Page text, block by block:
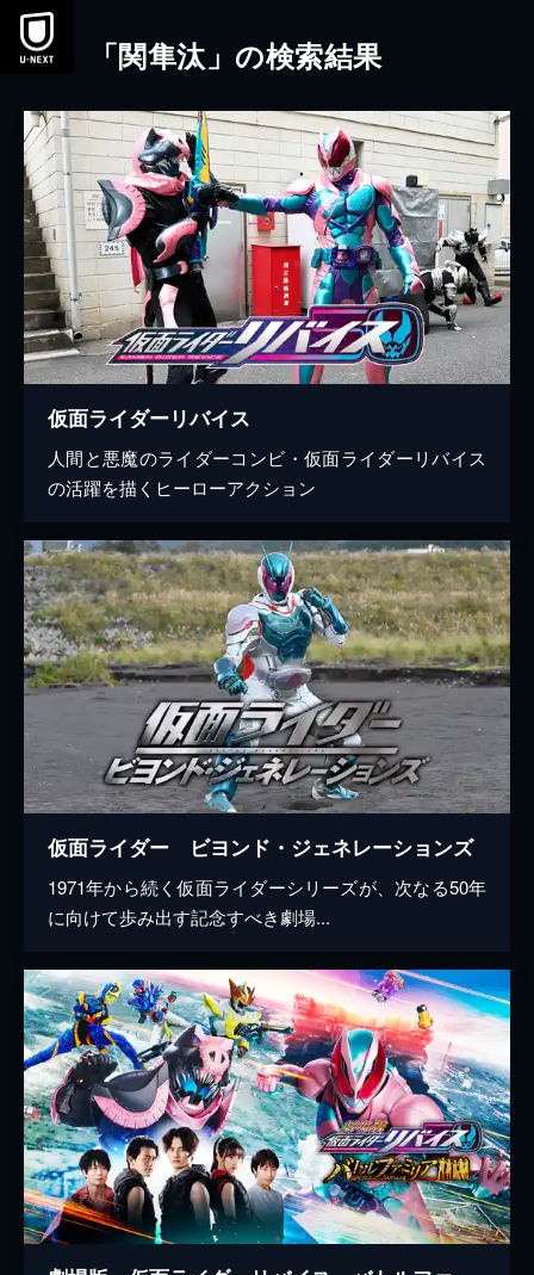
本文へスキップ
「関隼汰」の検索結果
仮面ライダーリバイス
人間と悪魔のライダーコンビ・仮面ライダーリバイス
の活躍を描くヒーローアクション
仮面ライダー ビヨンド・ジェネレーションズ
1971年から続く仮面ライダーシリーズが、次なる50年
に向けて歩み出す記念すべき劇場...